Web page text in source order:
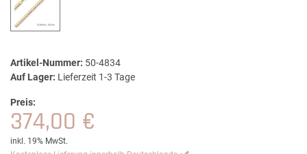
Artikel-Nummer: 50-4834
Auf Lager: Lieferzeit 1-3 Tage
Preis:
374,00 €
inkl. 19% MwSt.